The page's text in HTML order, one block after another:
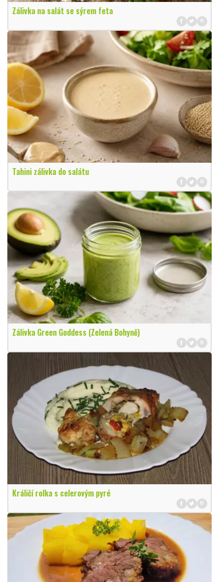
Zálivka na salát se sýrem feta
Tahini zálivka do salátu
Zálivka Green Goddess (Zelená Bohyně)
Králičí rolka s celerovým pyré